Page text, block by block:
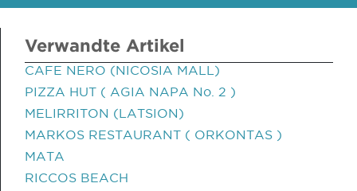
Verwandte Artikel
CAFE NERO (NICOSIA MALL)
PIZZA HUT ( AGIA NAPA No. 2 )
MELIRRITON (LATSION)
MARKOS RESTAURANT ( ORKONTAS )
MATA
RICCOS BEACH